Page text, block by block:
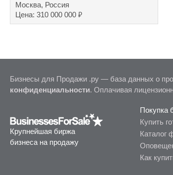
Москва, Россия
Цена: 310 000 000 ₽
Бизнесы для Продажи .ру — база данных о
конфиденциальности. Оплачивая
Крупнейшая биржа
бизнеса на продажу
Покупка
Купить
Каталог
Как